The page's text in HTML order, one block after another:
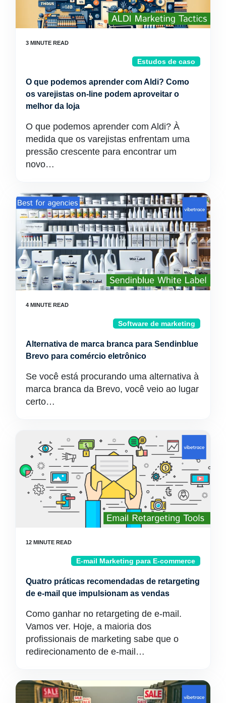
Estudos de caso
O que podemos aprender com Aldi? Como
os varejistas on-line podem aproveitar o
melhor da loja
O que podemos aprender com Aldi? À
medida que os varejistas enfrentam uma
pressão crescente para encontrar um
novo…
Software de marketing
Alternativa de marca branca para Sendinblue
Brevo para comércio eletrônico
Se você está procurando uma alternativa à
marca branca da Brevo, você veio ao lugar
certo…
E-mail Marketing para E-commerce
Quatro práticas recomendadas de retargeting
de e-mail que impulsionam as vendas
Como ganhar no retargeting de e-mail.
Vamos ver. Hoje, a maioria dos
profissionais de marketing sabe que o
redirecionamento de e-mail…